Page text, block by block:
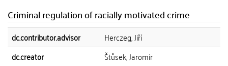
Criminal regulation of racially motivated crime
dc.contributor.advisor
Herczeg, Jiří
dc.creator
Štůsek, Jaromír